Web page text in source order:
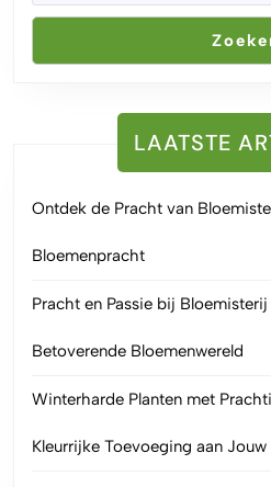
LAATSTE
Ontdek de Pracht van
Bloemenpracht
Pracht en Passie bij Bloemisterij
Betoverende Bloemenwereld
Winterharde Planten met
Kleurrijke Toevoeging aan Jouw